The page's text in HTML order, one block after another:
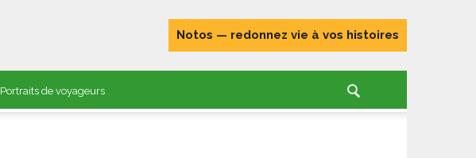
Notos — redonnez vie à vos histoires
Portraits de voyageurs